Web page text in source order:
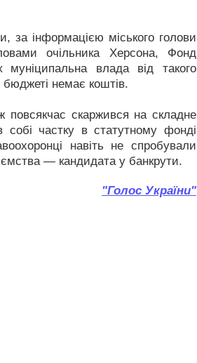
інформацією міського голови
очільника Херсона, Фонд
муніципальна влада від такого
немає коштів.
повсякчас скаржився на складне
собі частку в статутному фонді
навіть не спробували
— кандидата у банкрути.
"Голос України"